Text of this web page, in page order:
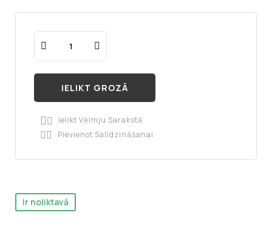
IELIKT GROZĀ

Ielikt Vēlmju Sarakstā

Pievienot Salīdzināšanai
Ir noliktavā